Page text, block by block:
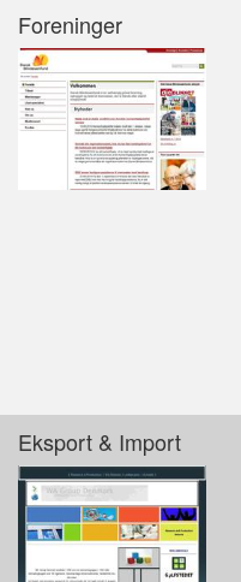
Foreninger
Eksport & Import